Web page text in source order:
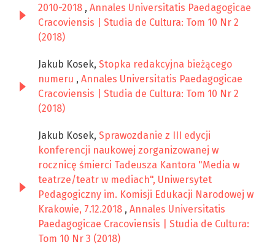
2010-2018 , Annales Universitatis Paedagogicae
Cracoviensis | Studia de Cultura: Tom 10 Nr 2
(2018)
Jakub Kosek, Stopka redakcyjna bieżącego
numeru , Annales Universitatis Paedagogicae
Cracoviensis | Studia de Cultura: Tom 10 Nr 2
(2018)
Jakub Kosek, Sprawozdanie z III edycji
konferencji naukowej zorganizowanej w
rocznicę śmierci Tadeusza Kantora "Media w
teatrze/teatr w mediach", Uniwersytet
Pedagogiczny im. Komisji Edukacji Narodowej w
Krakowie, 7.12.2018 , Annales Universitatis
Paedagogicae Cracoviensis | Studia de Cultura:
Tom 10 Nr 3 (2018)